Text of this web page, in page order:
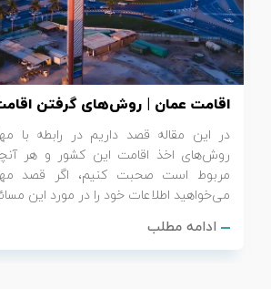
اقامت عمان | روش‌های گرفتن
در این مقاله قصد داریم در رابطه با
روش‌های اخذ اقامت این کشور و هر
مربوط است صحبت کنیم، اگر قصد
می‌خواهید اطلاعات خود را در مورد این
ادامه مطلب
تور سوباتان
تور چابهار
تور کاشان